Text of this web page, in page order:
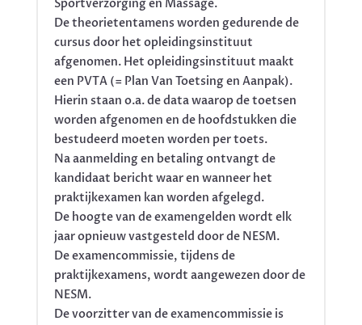
Sportverzorging en Massage.
De theorietentamens worden gedurende de
cursus door het opleidingsinstituut
afgenomen. Het opleidingsinstituut maakt
een PVTA (= Plan Van Toetsing en Aanpak).
Hierin staan o.a. de data waarop de toetsen
worden afgenomen en de hoofdstukken die
bestudeerd moeten worden per toets.
Na aanmelding en betaling ontvangt de
kandidaat bericht waar en wanneer het
praktijkexamen kan worden afgelegd.
De hoogte van de examengelden wordt elk
jaar opnieuw vastgesteld door de NESM.
De examencommissie, tijdens de
praktijkexamens, wordt aangewezen door de
NESM.
De voorzitter van de examencommissie is